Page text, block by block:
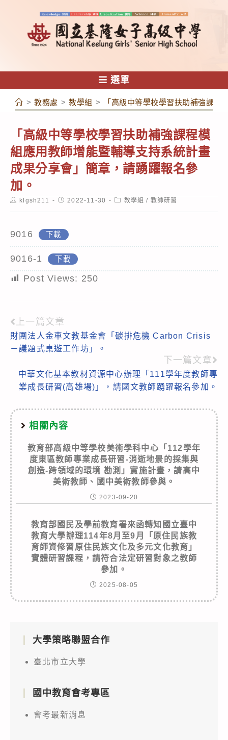
容
選單
> 教務處 > 教學組 > 「高級中等學校學習扶助補強課
「高級中等學校學習扶助補強課程模
組應用教師增能暨輔導支持系統計畫
成果分享會」簡章，請踴躍報名參
加。
Postklgsh211
Post2022-11-30
Post教學組 / 教師研習
9016 下載
9016-1 下載
Post Views: 250
Read
more
上一篇文章
財團法人金車文教基金會「碳排危機 Carbon Crisis
－議題式桌遊工作坊」。
下一篇文章
中華文化基本教材資源中心辦理「111學年度教師專
業成長研習(高雄場)」，請國文教師踴躍報名參加。
相關內容
教育部高級中等學校美術學科中心「112學年
度東區教師專業成長研習-消逝地景的採集與
創造-跨領域的環境 勘測」實施計畫，請高中
美術教師、國中美術教師參與。
2023-09-20
教育部國民及學前教育署來函轉知國立臺中
教育大學辦理114年8月至9月「原住民族教
育師資修習原住民族文化及多元文化教育」
實體研習課程，請符合法定研習對象之教師
參加。
2025-08-05
大學策略聯盟合作
臺北市立大學
國中教育會考專區
會考最新消息